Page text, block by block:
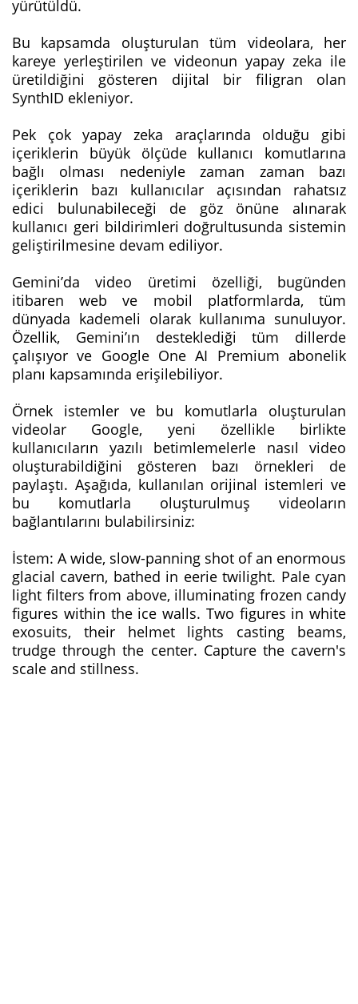
yürütüldü.
Bu kapsamda oluşturulan tüm videolara, her
kareye yerleştirilen ve videonun yapay zeka ile
üretildiğini gösteren dijital bir filigran olan
SynthID ekleniyor.
Pek çok yapay zeka araçlarında olduğu gibi
içeriklerin büyük ölçüde kullanıcı komutlarına
bağlı olması nedeniyle zaman zaman bazı
içeriklerin bazı kullanıcılar açısından rahatsız
edici bulunabileceği de göz önüne alınarak
kullanıcı geri bildirimleri doğrultusunda sistemin
geliştirilmesine devam ediliyor.
Gemini’da video üretimi özelliği, bugünden
itibaren web ve mobil platformlarda, tüm
dünyada kademeli olarak kullanıma sunuluyor.
Özellik, Gemini’ın desteklediği tüm dillerde
çalışıyor ve Google One AI Premium abonelik
planı kapsamında erişilebiliyor.
Örnek istemler ve bu komutlarla oluşturulan
videolar Google, yeni özellikle birlikte
kullanıcıların yazılı betimlemelerle nasıl video
oluşturabildiğini gösteren bazı örnekleri de
paylaştı. Aşağıda, kullanılan orijinal istemleri ve
bu komutlarla oluşturulmuş videoların
bağlantılarını bulabilirsiniz:
İstem: A wide, slow-panning shot of an enormous
glacial cavern, bathed in eerie twilight. Pale cyan
light filters from above, illuminating frozen candy
figures within the ice walls. Two figures in white
exosuits, their helmet lights casting beams,
trudge through the center. Capture the cavern's
scale and stillness.